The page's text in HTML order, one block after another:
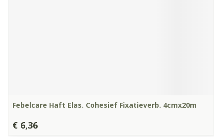
Febelcare Haft Elas. Cohesief Fixatieverb. 4cmx20m
€ 6,36